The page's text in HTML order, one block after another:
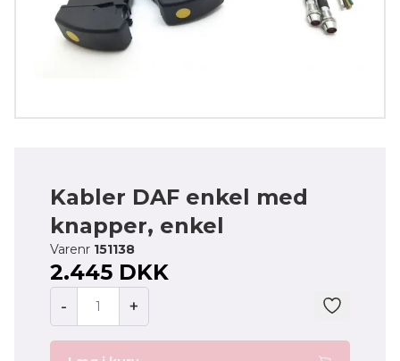
Kabler DAF enkel med
knapper, enkel
Varenr 151138
2.445 DKK
- +